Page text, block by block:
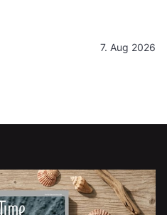
7. Aug 2026